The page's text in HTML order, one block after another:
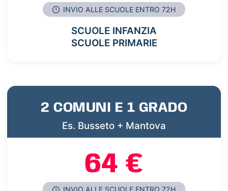
INVIO ALLE SCUOLE ENTRO 72H
SCUOLE INFANZIA
SCUOLE PRIMARIE
2 COMUNI E 1 GRADO
Es. Busseto + Mantova
64 €